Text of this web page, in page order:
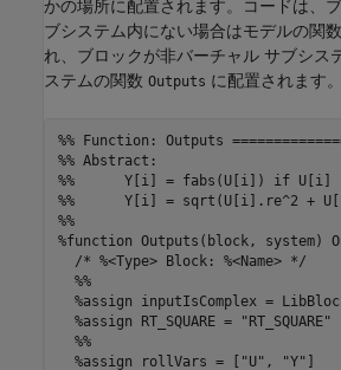
かの場所に配置されます。コードは、
ブシステム内にない場合はモデルの関数
れ、ブロックが非バーチャル サブシス
ステムの関数 Outputs に配置されます
%% Function: Outputs
%% Abstract:
%%      Y[i] = fabs(U[i]) if U[i]
%%      Y[i] = sqrt(U[i].re^2 +
%%
%function Outputs(block, system)
  /* %<Type> Block: %<Name> */
  %%
%assign inputIsComplex =
  %assign RT_SQUARE = "RT_SQUARE"
  %%
  %assign rollVars = ["U", "Y"]